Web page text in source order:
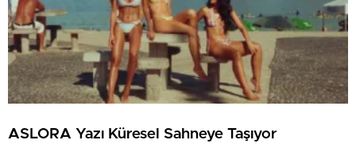
ASLORA Yazı Küresel Sahneye Taşıyor